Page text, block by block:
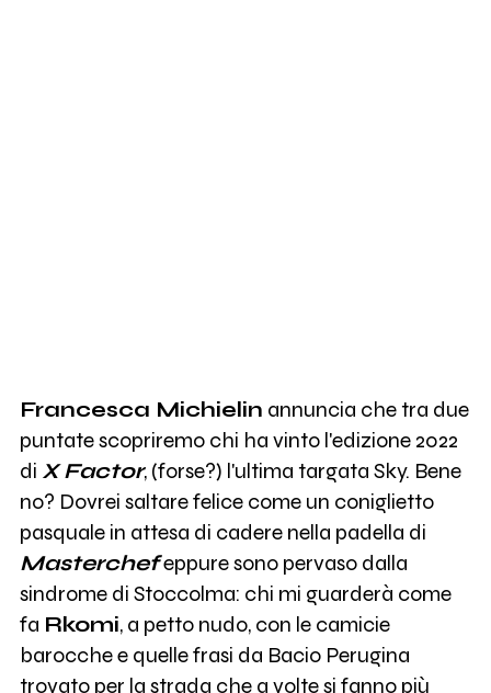
Francesca Michielin annuncia che tra due
puntate scopriremo chi ha vinto l'edizione 2022
di X Factor, (forse?) l'ultima targata Sky. Bene
no? Dovrei saltare felice come un coniglietto
pasquale in attesa di cadere nella padella di
Masterchefeppure sono pervaso dalla
sindrome di Stoccolma: chi mi guarderà come
fa Rkomi, a petto nudo, con le camicie
barocche e quelle frasi da Bacio Perugina
trovato per la strada che a volte si fanno più